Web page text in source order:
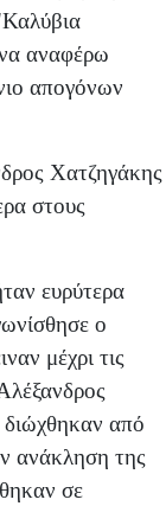
αναφέρω
απογόνων
Χατζηγάκης
στους
ευρύτερα
ο
μέχρι τις
διώχθηκαν από
ανάκληση της
σε